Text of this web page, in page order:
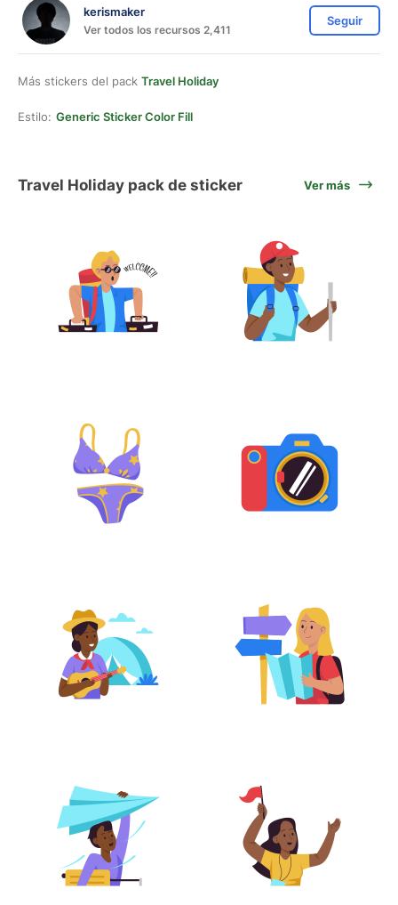
kerismaker
Ver todos los recursos 2,411
Seguir
Más stickers del pack Travel Holiday
Estilo: Generic Sticker Color Fill
Travel Holiday pack de sticker Ver más